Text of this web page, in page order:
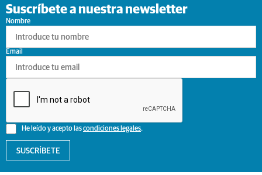
Suscríbete a nuestra newsletter
Nombre
He leído y acepto lascondiciones legales.
Email
SUSCRÍBETE